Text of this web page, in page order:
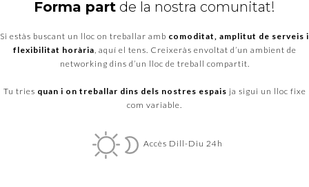
Forma part de la nostra comunitat!
Si estàs buscant un lloc on treballar amb comoditat, amplitut de serveis i
flexibilitat horària, aquí el tens. Creixeràs envoltat d’un ambient de
networking dins d’un lloc de treball compartit.
Tu tries quan i on treballar dins dels nostres espais ja sigui un lloc fixe
com variable.
Accès Dill-Diu 24h